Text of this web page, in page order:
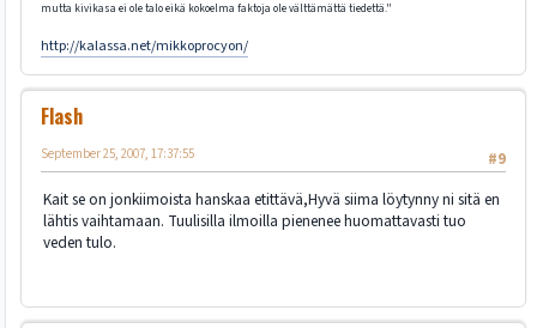
mutta kivikasa ei ole talo eikä kokoelma faktoja ole välttämättä tiedettä."
http://kalassa.net/mikkoprocyon/
Flash
#9
September 25, 2007, 17:37:55
Kait se on jonkiimoista hanskaa etittävä,Hyvä siima löytynny ni sitä en
lähtis vaihtamaan. Tuulisilla ilmoilla pienenee huomattavasti tuo
veden tulo.